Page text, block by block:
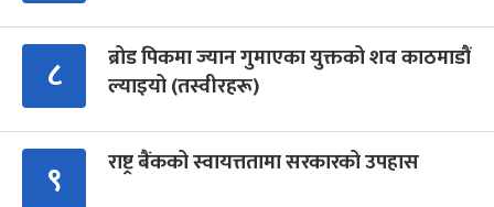
८
ब्रोड पिकमा ज्यान गुमाएका युक्तको शव काठमाडौं
ल्याइयो (तस्वीरहरू)
९ राष्ट्र बैंकको स्वायत्ततामा सरकारको उपहास